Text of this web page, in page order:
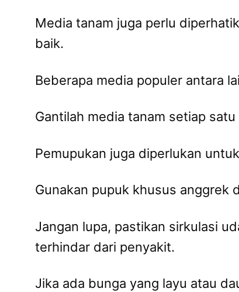
Media tanam juga perlu
baik.
Beberapa media populer antara
Gantilah media tanam setiap
Pemupukan juga diperlukan
Gunakan pupuk khusus anggrek
Jangan lupa, pastikan sirkulasi
terhindar dari penyakit.
Jika ada bunga yang layu atau